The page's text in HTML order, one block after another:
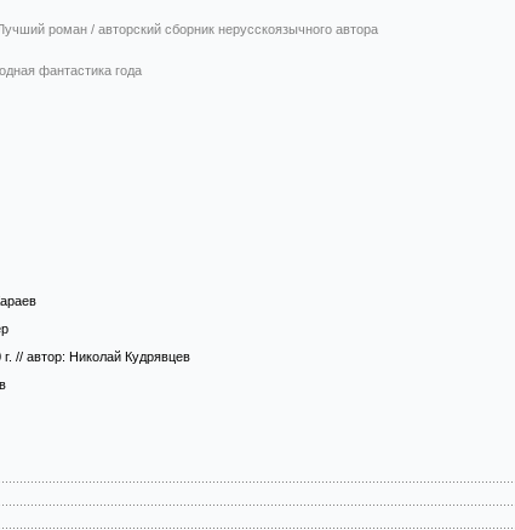
роман / авторский сборник нерусскоязычного автора
фантастика года
г. // автор: Николай Кудрявцев